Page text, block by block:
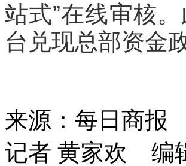
站式”在线审核
台兑现总部资金
来源：每日商报
记者 黄家欢 编